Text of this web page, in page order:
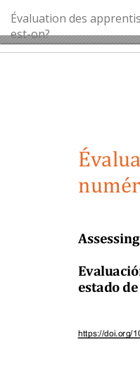
Évaluation des
est-on?